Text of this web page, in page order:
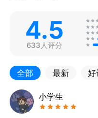
4.5
633人评分
全部 最新 好
小学生